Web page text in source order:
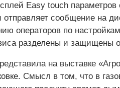
Easy touch параметров
сообщение на
операторов по
разделены и защищены
на выставке
Смысл в том, что в